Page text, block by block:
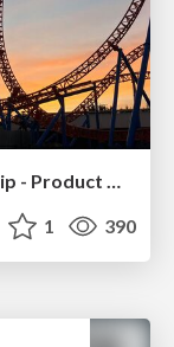
Navigating the Design Leadership Dip - Product Design Week Design Leaders+ Conference 2024
1 390